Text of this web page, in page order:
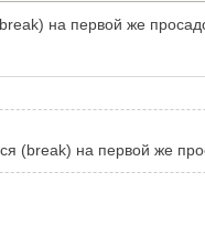
на первой же
(break) на первой же